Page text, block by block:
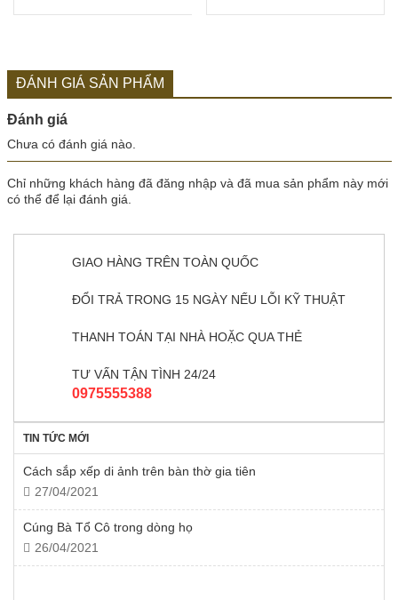
ĐÁNH GIÁ SẢN PHẨM
Đánh giá
Chưa có đánh giá nào.
Chỉ những khách hàng đã đăng nhập và đã mua sản phẩm này mới
có thể để lại đánh giá.
GIAO HÀNG TRÊN TOÀN QUỐC
ĐỔI TRẢ TRONG 15 NGÀY NẾU LỖI KỸ THUẬT
THANH TOÁN TẠI NHÀ HOẶC QUA THẺ
TƯ VẤN TẬN TÌNH 24/24
0975555388
TIN TỨC MỚI
Cách sắp xếp di ảnh trên bàn thờ gia tiên
27/04/2021
Cúng Bà Tổ Cô trong dòng họ
26/04/2021